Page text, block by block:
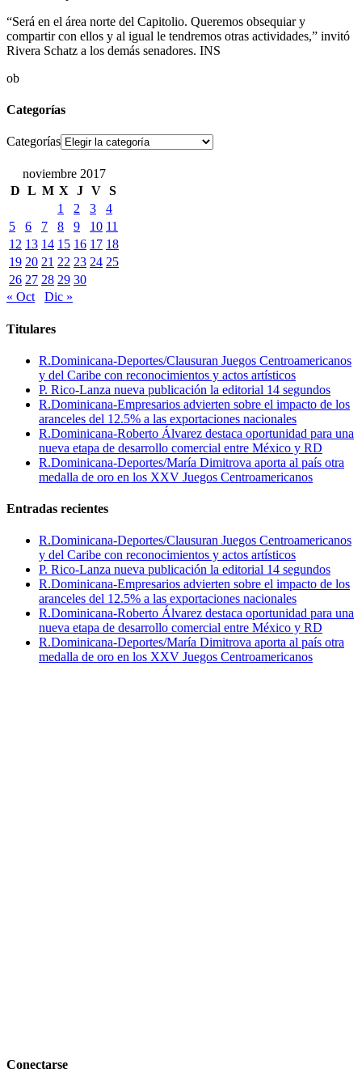
“Será en el área norte del Capitolio. Queremos obsequiar y
compartir con ellos y al igual le tendremos otras actividades,” invitó
Rivera Schatz a los demás senadores. INS
ob
Categorías
Categorías
noviembre 2017
D L M X J V S
1
2 3
4
5
6 7 8 9 10 11
12 13 14 15 16 17 18
19 20 21 22 23 24 25
26 27 28 29 30
« Oct
Dic »
Titulares
R.Dominicana-Deportes/Clausuran Juegos Centroamericanos
y del Caribe con reconocimientos y actos artísticos
P. Rico-Lanza nueva publicación la editorial 14 segundos
R.Dominicana-Empresarios advierten sobre el impacto de los
aranceles del 12.5% a las exportaciones nacionales
R.Dominicana-Roberto Álvarez destaca oportunidad para una
nueva etapa de desarrollo comercial entre México y RD
R.Dominicana-Deportes/María Dimitrova aporta al país otra
medalla de oro en los XXV Juegos Centroamericanos
Entradas recientes
R.Dominicana-Deportes/Clausuran Juegos Centroamericanos
y del Caribe con reconocimientos y actos artísticos
P. Rico-Lanza nueva publicación la editorial 14 segundos
R.Dominicana-Empresarios advierten sobre el impacto de los
aranceles del 12.5% a las exportaciones nacionales
R.Dominicana-Roberto Álvarez destaca oportunidad para una
nueva etapa de desarrollo comercial entre México y RD
R.Dominicana-Deportes/María Dimitrova aporta al país otra
medalla de oro en los XXV Juegos Centroamericanos
Conectarse